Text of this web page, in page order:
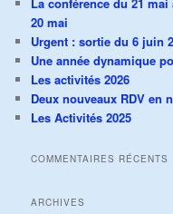
20 mai
Urgent : sortie du 6 juin
Une année dynamique
Les activités 2026
Deux nouveaux RDV en
Les Activités 2025
COMMENTAIRES RÉCENTS
ARCHIVES